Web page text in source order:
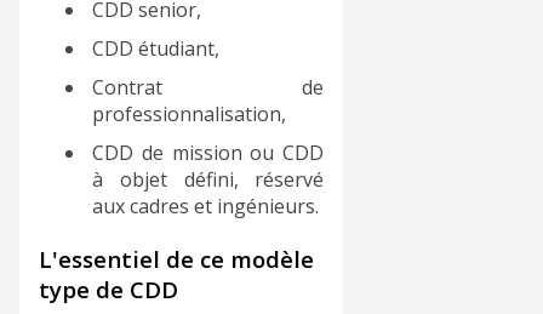
CDD senior,
CDD étudiant,
Contrat de
professionnalisation,
CDD de mission ou CDD
à objet défini, réservé
aux cadres et ingénieurs.
L'essentiel de ce modèle
type de CDD